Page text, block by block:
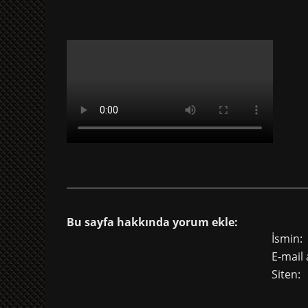
Bu sayfa hakkında yorum ekle:
İsmin:
E-mail
Siten: